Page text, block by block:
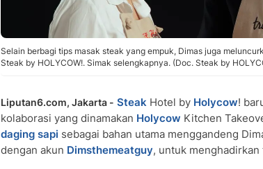
Selain berbagi tips masak steak yang empuk, Dimas juga
Steak by HOLYCOW!. Simak selengkapnya. (Doc. Steak by
Liputan6.com, Jakarta - Steak Hotel by Holycow!
kolaborasi yang dinamakan Holycow Kitchen
daging sapi sebagai bahan utama menggandeng
dengan akun Dimsthemeatguy, untuk